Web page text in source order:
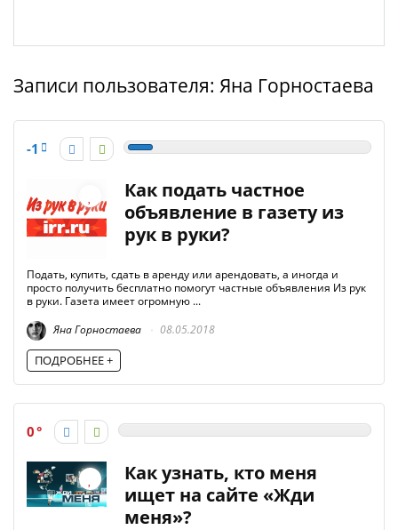
Записи пользователя: Яна Горностаева
-1
Как подать частное
объявление в газету из
рук в руки?
Подать, купить, сдать в аренду или арендовать, а иногда и
просто получить бесплатно помогут частные объявления Из рук
в руки. Газета имеет огромную ...
Яна Горностаева
08.05.2018
ПОДРОБНЕЕ +
0
Как узнать, кто меня
ищет на сайте «Жди
меня»?